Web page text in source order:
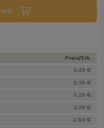
Preis/­Stk.
3,45 €
3,35 €
3,20 €
2,95 €
2,80 €